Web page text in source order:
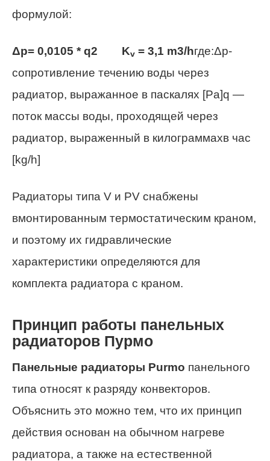
формулой:
Δp= 0,0105 * q2 Kv = 3,1 m3/hгде:Δp-
сопротивление течению воды через
радиатор, выражанное в паскалях [Pa]q —
поток массы воды, проходящей через
радиатор, выраженный в килограммахв час
[kg/h]
Радиаторы типа V и PV снабжены
вмонтированным термостатическим краном,
и поэтому их гидравлические
характеристики определяются для
комплекта радиатора с краном.
Принцип работы панельных
радиаторов Пурмо
Панельные радиаторы Purmo панельного
типа относят к разряду конвекторов.
Объяснить это можно тем, что их принцип
действия основан на обычном нагреве
радиатора, а также на естественной